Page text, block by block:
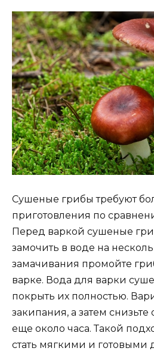
Сушеные грибы требуют
приготовления по
Перед варкой сушеные
замочить в воде на
замачивания промойте
варке. Вода для варки
покрыть их полностью.
закипания, а затем снизьте
еще около часа. Такой
стать мягкими и готовыми